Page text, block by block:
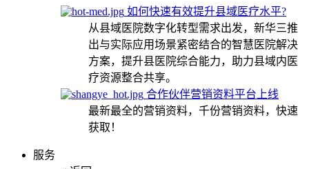
如何快速有效提升县域医疗水平?
从县域医院数字化转型需求出发，新华三推
出与实际应用场景紧密结合的智慧医院解决
方案，提升县医院综合能力，助力县域内医
疗资源整合共享。
合作伙伴营销资料平台上线
最新最全的营销资料，千份营销资料，快速
获取！
服务